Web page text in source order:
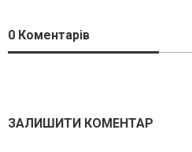
0 Коментарів
ЗАЛИШИТИ КОМЕНТАР